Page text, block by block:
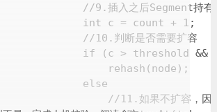
之后Segment持有的元
= count + 1;
断是否需要扩容
&& tab.length <
扩容，因为是头插法，node成